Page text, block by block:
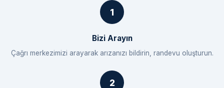
Bizi Arayın
Çağrı merkezimizi arayarak arızanızı bildirin, randevu oluşturun.